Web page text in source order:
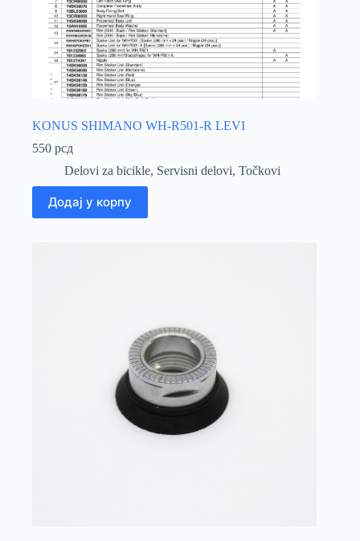
KONUS SHIMANO WH-R501-R LEVI
550 рсд
Delovi za bicikle, Servisni delovi, Točkovi
Додај у корпу